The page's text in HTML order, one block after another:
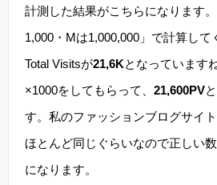
計測した結果がこちらになります
1,000・Mは1,000,000」で計算し
Total Visitsが21,6Kとなっています
×1000をしてもらって、 21,600PV
す。私のファッションブログサイ
ほとんど同じぐらいなので正しい
になります。